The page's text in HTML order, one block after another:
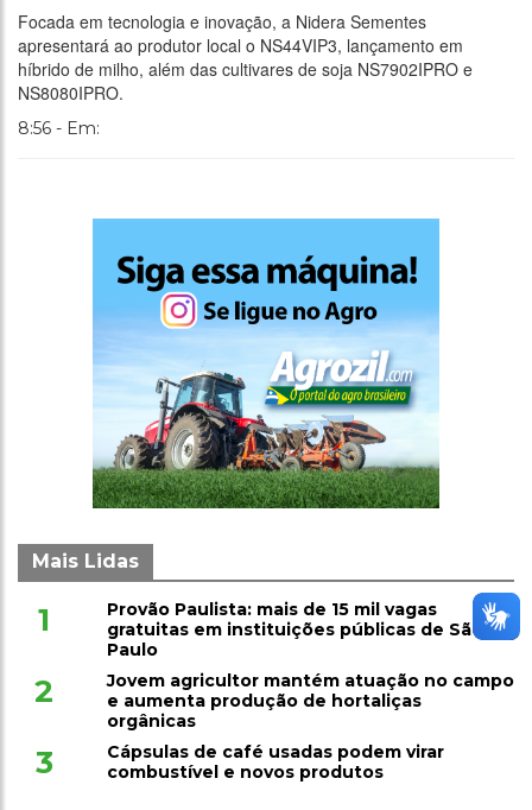
Focada em tecnologia e inovação, a Nidera Sementes
apresentará ao produtor local o NS44VIP3, lançamento em
híbrido de milho, além das cultivares de soja NS7902IPRO e
NS8080IPRO.
8:56 - Em:
Mais Lidas
1
Provão Paulista: mais de 15 mil vagas
gratuitas em instituições públicas de São
Paulo
2
Jovem agricultor mantém atuação no campo
e aumenta produção de hortaliças
orgânicas
3
Cápsulas de café usadas podem virar
combustível e novos produtos